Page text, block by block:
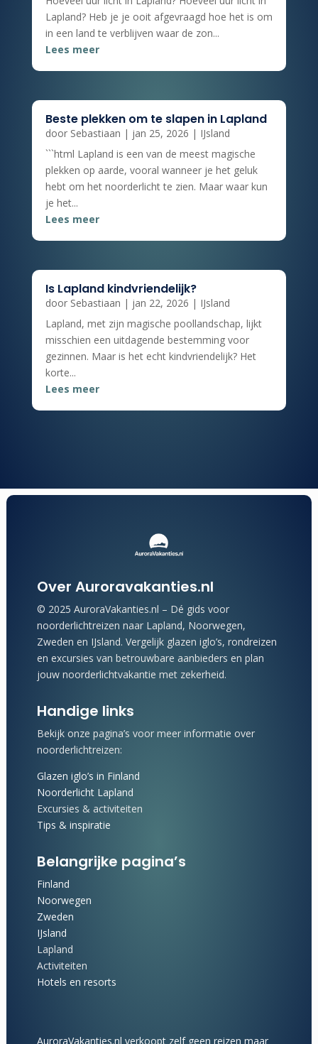
Lapland? Heb je je ooit afgevraagd hoe het is om
in een land te verblijven waar de zon...
Lees meer
Beste plekken om te slapen in Lapland
door Sebastiaan | jan 25, 2026 | IJsland
```html Lapland is een van de meest magische
plekken op aarde, vooral wanneer je het geluk
hebt om het noorderlicht te zien. Maar waar kun
je het...
Lees meer
Is Lapland kindvriendelijk?
door Sebastiaan | jan 22, 2026 | IJsland
Lapland, met zijn magische poollandschap, lijkt
misschien een uitdagende bestemming voor
gezinnen. Maar is het echt kindvriendelijk? Het
korte...
Lees meer
Over Auroravakanties.nl
© 2025 AuroraVakanties.nl – Dé gids voor
noorderlichtreizen naar Lapland, Noorwegen,
Zweden en IJsland. Vergelijk glazen iglo’s, rondreizen
en excursies van betrouwbare aanbieders en plan
jouw noorderlichtvakantie met zekerheid.
Handige links
Bekijk onze pagina’s voor meer informatie over
noorderlichtreizen:
Glazen iglo’s in Finland
Noorderlicht Lapland
Excursies & activiteiten
Tips & inspiratie
Belangrijke pagina’s
Finland
Noorwegen
Zweden
IJsland
Lapland
Activiteiten
Hotels en resorts
AuroraVakanties.nl verkoopt zelf geen reizen maar